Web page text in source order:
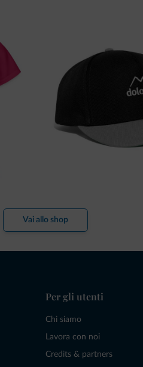
Vai allo shop
Per gli utenti
Chi siamo
Lavora con noi
Credits & partners